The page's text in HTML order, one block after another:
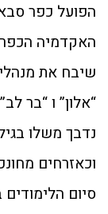
הפועל כפר
שיבח את מנהלי
“אלון” ו “בר
נדבך משלו
וכאזרחים
סיום הלימודים